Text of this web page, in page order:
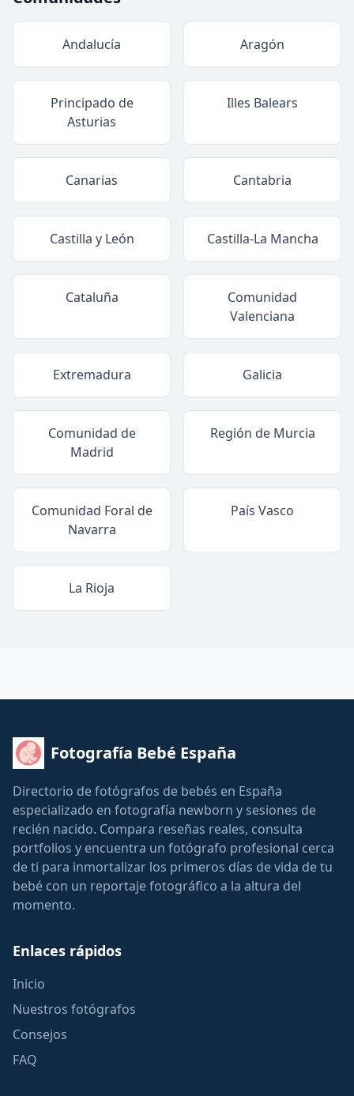
Andalucía Aragón
Principado de
Asturias
Illes Balears
Canarias Cantabria
Castilla y León Castilla-La Mancha
Cataluña
Comunidad
Valenciana
Extremadura Galicia
Comunidad de
Madrid
Región de Murcia
Comunidad Foral de
Navarra
País Vasco
La Rioja
Fotografía Bebé España
Directorio de fotógrafos de bebés en España
especializado en fotografía newborn y sesiones de
recién nacido. Compara reseñas reales, consulta
portfolios y encuentra un fotógrafo profesional cerca
de ti para inmortalizar los primeros días de vida de tu
bebé con un reportaje fotográfico a la altura del
momento.
Enlaces rápidos
Inicio
Nuestros fotógrafos
Consejos
FAQ